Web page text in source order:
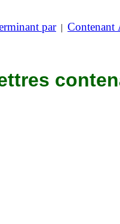
par| Contenant